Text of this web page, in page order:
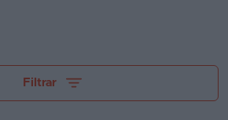
Filtrar